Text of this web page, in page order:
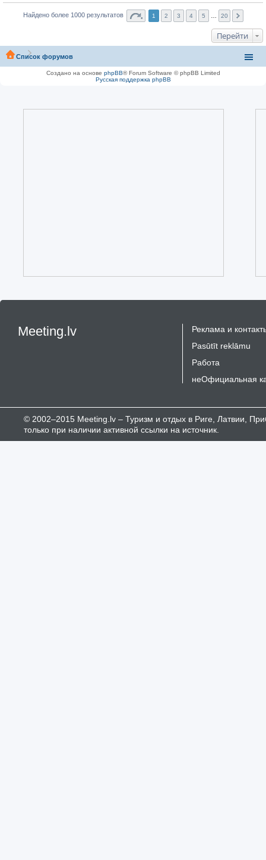
Найдено более 1000 результатов 1 2 3 4 5 20
Перейти
Список форумов
Создано на основе phpBB® Forum Software © phpBB Limited
Русская поддержка phpBB
Meeting.lv
Реклама и
Pasūtīt reklāmu
Работа
неОфициальная
© 2002–2015 Meeting.lv – Туризм и отдых в Риге, Латвии,
только при наличии активной ссылки на источник.